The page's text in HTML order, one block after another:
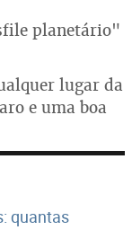
planetário"
lugar da
e uma boa
quantas